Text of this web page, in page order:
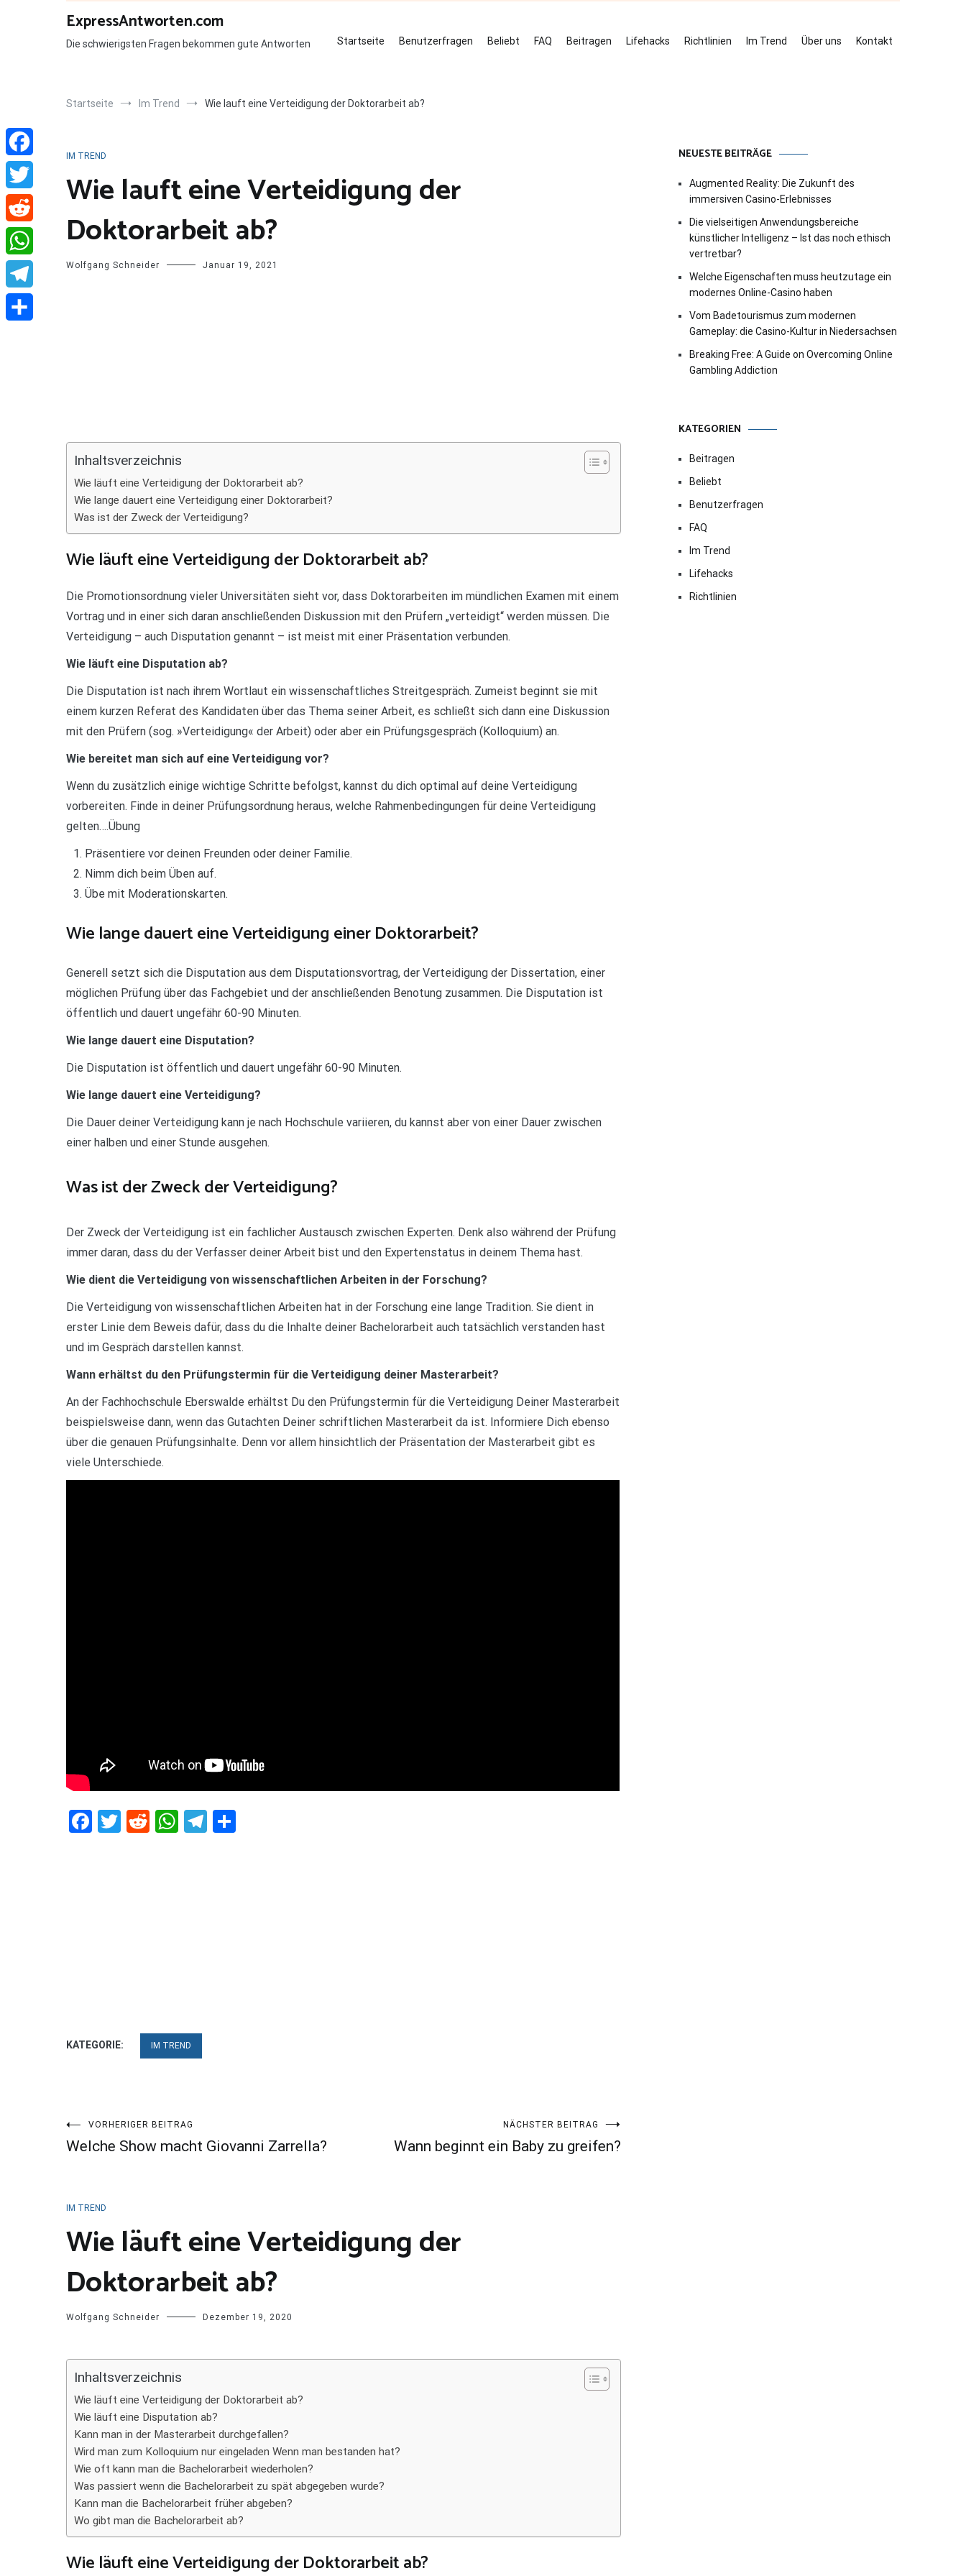
ExpressAntworten.com
Die schwierigsten Fragen bekommen gute Antworten Startseite Benutzerfragen Beliebt FAQ Beitragen Lifehacks Richtlinien Im Trend Über uns Kontakt
Startseite Im Trend Wie lauft eine Verteidigung der Doktorarbeit ab?
IM TREND
Wie lauft eine Verteidigung der
Doktorarbeit ab?
Wolfgang Schneider Januar 19, 2021
Inhaltsverzeichnis
Wie läuft eine Verteidigung der Doktorarbeit ab?
Wie lange dauert eine Verteidigung einer Doktorarbeit?
Was ist der Zweck der Verteidigung?
Wie läuft eine Verteidigung der Doktorarbeit ab?
Die Promotionsordnung vieler Universitäten sieht vor, dass Doktorarbeiten im mündlichen Examen mit einem
Vortrag und in einer sich daran anschließenden Diskussion mit den Prüfern „verteidigt“ werden müssen. Die
Verteidigung – auch Disputation genannt – ist meist mit einer Präsentation verbunden.
Wie läuft eine Disputation ab?
Die Disputation ist nach ihrem Wortlaut ein wissenschaftliches Streitgespräch. Zumeist beginnt sie mit
einem kurzen Referat des Kandidaten über das Thema seiner Arbeit, es schließt sich dann eine Diskussion
mit den Prüfern (sog. »Verteidigung« der Arbeit) oder aber ein Prüfungsgespräch (Kolloquium) an.
Wie bereitet man sich auf eine Verteidigung vor?
Wenn du zusätzlich einige wichtige Schritte befolgst, kannst du dich optimal auf deine Verteidigung
vorbereiten. Finde in deiner Prüfungsordnung heraus, welche Rahmenbedingungen für deine Verteidigung
gelten….Übung
Präsentiere vor deinen Freunden oder deiner Familie.
Nimm dich beim Üben auf.
Übe mit Moderationskarten.
Wie lange dauert eine Verteidigung einer Doktorarbeit?
Generell setzt sich die Disputation aus dem Disputationsvortrag, der Verteidigung der Dissertation, einer
möglichen Prüfung über das Fachgebiet und der anschließenden Benotung zusammen. Die Disputation ist
öffentlich und dauert ungefähr 60-90 Minuten.
Wie lange dauert eine Disputation?
Die Disputation ist öffentlich und dauert ungefähr 60-90 Minuten.
Wie lange dauert eine Verteidigung?
Die Dauer deiner Verteidigung kann je nach Hochschule variieren, du kannst aber von einer Dauer zwischen
einer halben und einer Stunde ausgehen.
Was ist der Zweck der Verteidigung?
Der Zweck der Verteidigung ist ein fachlicher Austausch zwischen Experten. Denk also während der Prüfung
immer daran, dass du der Verfasser deiner Arbeit bist und den Expertenstatus in deinem Thema hast.
Wie dient die Verteidigung von wissenschaftlichen Arbeiten in der Forschung?
Die Verteidigung von wissenschaftlichen Arbeiten hat in der Forschung eine lange Tradition. Sie dient in
erster Linie dem Beweis dafür, dass du die Inhalte deiner Bachelorarbeit auch tatsächlich verstanden hast
und im Gespräch darstellen kannst.
Wann erhältst du den Prüfungstermin für die Verteidigung deiner Masterarbeit?
An der Fachhochschule Eberswalde erhältst Du den Prüfungstermin für die Verteidigung Deiner Masterarbeit
beispielsweise dann, wenn das Gutachten Deiner schriftlichen Masterarbeit da ist. Informiere Dich ebenso
über die genauen Prüfungsinhalte. Denn vor allem hinsichtlich der Präsentation der Masterarbeit gibt es
viele Unterschiede.
Facebook
Twitter
RedditWhatsApp
Telegram
KATEGORIE: IM TREND
Beitragsnavigation
VORHERIGER BEITRAG
Welche Show macht Giovanni Zarrella?
NÄCHSTER BEITRAG
Wann beginnt ein Baby zu greifen?
IM TREND
Wie läuft eine Verteidigung der
Doktorarbeit ab?
Wolfgang Schneider Dezember 19, 2020
Inhaltsverzeichnis
Wie läuft eine Verteidigung der Doktorarbeit ab?
Wie läuft eine Disputation ab?
Kann man in der Masterarbeit durchgefallen?
Wird man zum Kolloquium nur eingeladen Wenn man bestanden hat?
Wie oft kann man die Bachelorarbeit wiederholen?
Was passiert wenn die Bachelorarbeit zu spät abgegeben wurde?
Kann man die Bachelorarbeit früher abgeben?
Wo gibt man die Bachelorarbeit ab?
Wie läuft eine Verteidigung der Doktorarbeit ab?
NEUESTE BEITRÄGE
Augmented Reality: Die Zukunft des
immersiven Casino-Erlebnisses
Die vielseitigen Anwendungsbereiche
künstlicher Intelligenz – Ist das noch ethisch
vertretbar?
Welche Eigenschaften muss heutzutage ein
modernes Online-Casino haben
Vom Badetourismus zum modernen
Gameplay: die Casino-Kultur in Niedersachsen
Breaking Free: A Guide on Overcoming Online
Gambling Addiction
KATEGORIEN
Beitragen
Beliebt
Benutzerfragen
FAQ
Im Trend
Lifehacks
Richtlinien
Facebook
Twitter
Reddit
WhatsApp
Telegram